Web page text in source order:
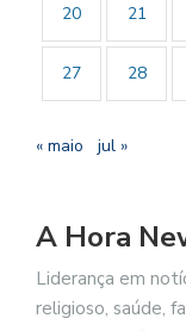
20 21
27 28
« maio jul »
A Hora
Liderança em
religioso, saúde,